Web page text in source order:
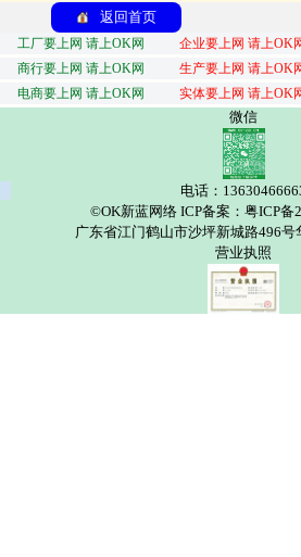
返回首页
工厂要上网 请上OK网 企业要上网 请上OK
商行要上网 请上OK网
生产要上网 请上OK
电商要上网 请上OK网
实体要上网 请上OK
微信
电话：
©OK新蓝网络 ICP备案：粤ICP备
广东省江门鹤山市沙坪新城路496号
营业执照